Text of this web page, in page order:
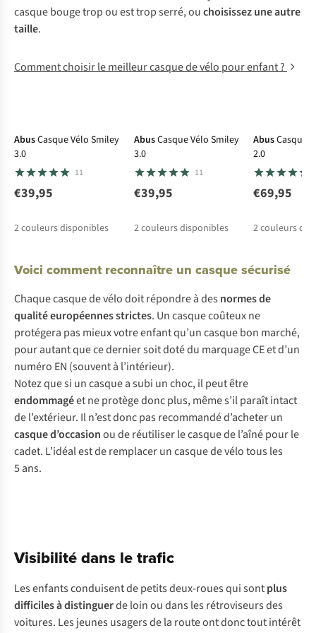
casquebougetropouesttropserré,ouchoisissezuneautre
taille.
Comment choisir le meilleur casque de vélo pour enfant ?
AbusCasque Vélo Smiley
3.0
11
€39,95
2couleurs disponibles
AbusCasque Vélo Smiley
3.0
11
€39,95
2couleurs disponibles
AbusCasque
2.0
€69,95
2couleurs
Voici comment reconnaître un casque sécurisé
Chaquecasquedevélodoitrépondreàdes normesde
qualitéeuropéennesstrictes. Uncasquecoûteuxne
protégera pas mieuxvotreenfantqu’uncasquebon marché,
pourautantquecederniersoitdotédu marquageCE etd’un
numéro EN (souventà l’intérieur).
Notezquesi uncasqueasubi unchoc,ilpeutêtre
endommagéet neprotègedoncplus,mêmes’ilparaîtintact
del’extérieur. Iln’estdoncpas recommandéd’acheterun
casqued’occasionou deréutiliserlecasquedel’aînépourle
cadet. L’idéalestderemplaceruncasquedevélotous les
5ans.
Visibilité dans le trafic
Les enfants conduisent de petits deux-roues qui sontplus
difficiles à distinguerde loin ou dans les rétroviseurs des
voitures. Les jeunes usagers de la route ont donc tout intérêt